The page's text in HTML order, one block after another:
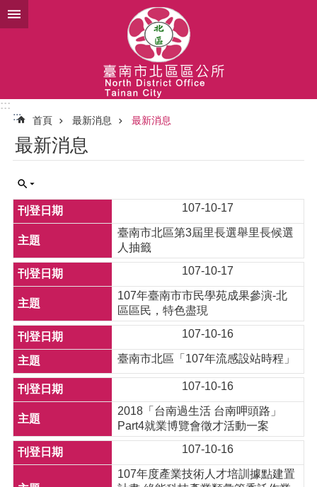
跳到主要內容區塊
:::
:::
首頁 最新消息 最新消息
最新消息
107-10-17
臺南市北區第3屆里長選舉里長候選
人抽籤
107-10-17
107年臺南市市民學苑成果參演-北
區區民，特色盡現
107-10-16
臺南市北區「107年流感設站時程」
107-10-16
2018「台南過生活 台南呷頭路」
Part4就業博覽會徵才活動一案
107-10-16
107年度產業技術人才培訓據點建置